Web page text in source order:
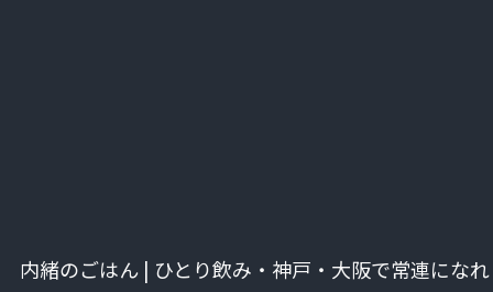
内緒のごはん | ひとり飲み・神戸・大阪で常連になれ